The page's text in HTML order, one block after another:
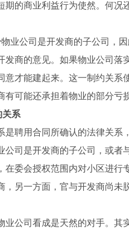
期的商业利益行为使然。何
业公司是开发商的子公司，
发商的意见。如果物业公司
意才能建起来。这一制约关
有可能还承担着物业的部分亏
系
聘用合同所确认的法律关系
公司是开发商的子公司，或
在委会授权范围内对小区进
，另一方面，官与开发商尚
公司看成是天然的对手。其